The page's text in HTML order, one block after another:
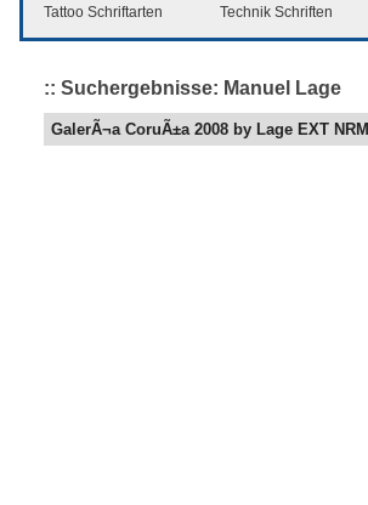
Tattoo Schriftarten
Technik Schriften
:: Suchergebnisse: Manuel Lage
GalerÃ¬a CoruÃ±a 2008 by Lage EXT NRM